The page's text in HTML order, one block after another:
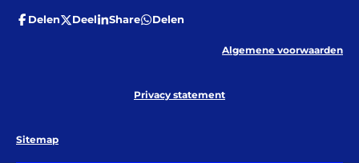
Delen Deel Share Delen
Algemene voorwaarden
Privacy statement
Sitemap